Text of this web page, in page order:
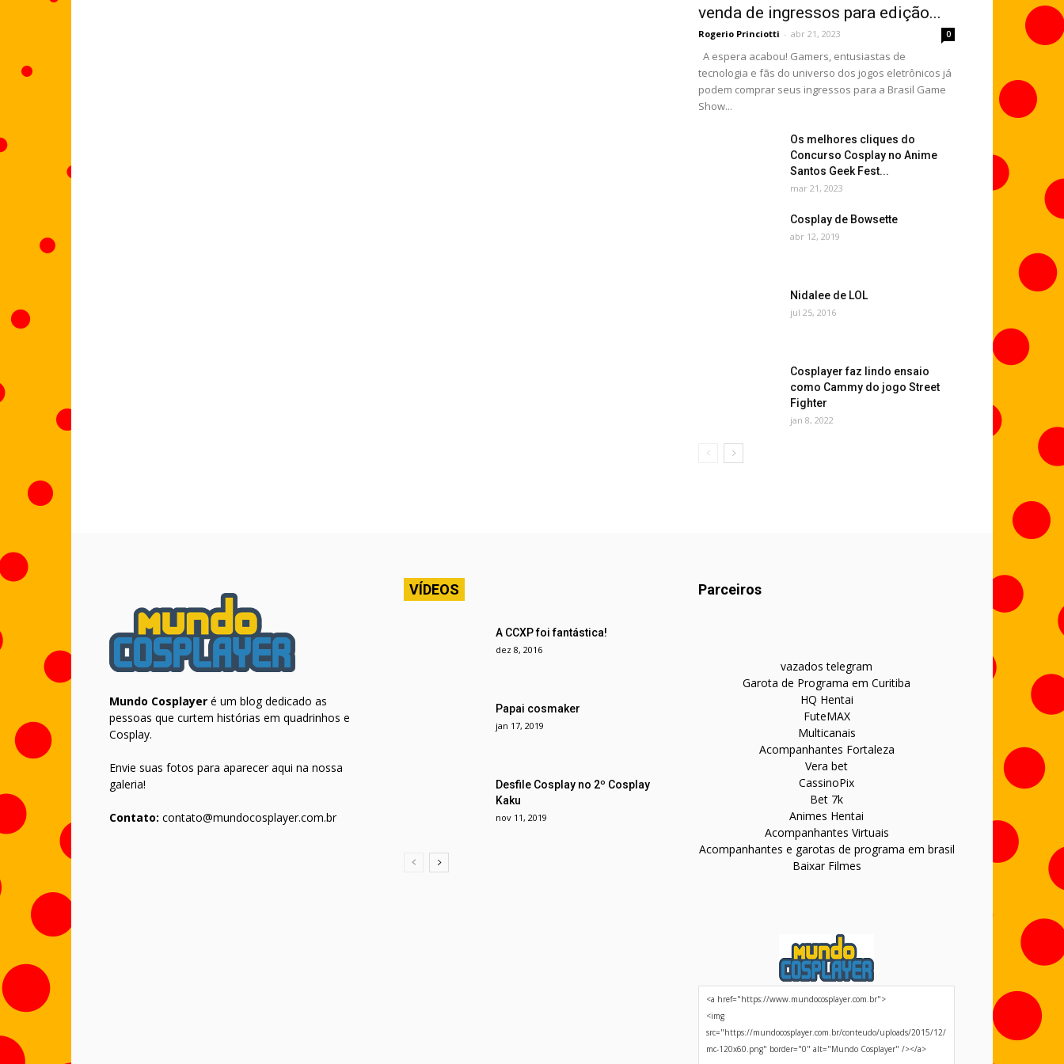
venda de ingressos para edição...
Rogerio Princiotti - abr 21, 2023 0
A espera acabou! Gamers, entusiastas de
tecnologia e fãs do universo dos jogos eletrônicos já
podem comprar seus ingressos para a Brasil Game
Show...
Os melhores cliques do
Concurso Cosplay no Anime
Santos Geek Fest...
mar 21, 2023
Cosplay de Bowsette
abr 12, 2019
Nidalee de LOL
jul 25, 2016
Cosplayer faz lindo ensaio
como Cammy do jogo Street
Fighter
jan 8, 2022
Mundo Cosplayer é um blog dedicado as
pessoas que curtem histórias em quadrinhos e
Cosplay.
Envie suas fotos para aparecer aqui na nossa
galeria!
Contato: contato@mundocosplayer.com.br
VÍDEOS
A CCXP foi fantástica!
dez 8, 2016
Papai cosmaker
jan 17, 2019
Desfile Cosplay no 2º Cosplay
Kaku
nov 11, 2019
Parceiros
vazados telegram
Garota de Programa em Curitiba
HQ Hentai
FuteMAX
Multicanais
Acompanhantes Fortaleza
Vera bet
CassinoPix
Bet 7k
Animes Hentai
Acompanhantes Virtuais
Acompanhantes e garotas de programa em brasil
Baixar Filmes